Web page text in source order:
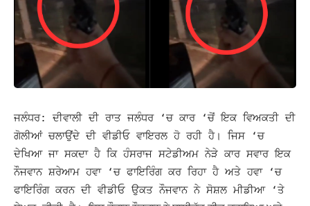
ਜਲੰਧਰ: ਦੀਵਾਲੀ ਦੀ ਰਾਤ ਜਲੰਧਰ ‘ਚ ਕਾਰ ‘ਚੋਂ ਇਕ ਵਿਅਕਤੀ ਦੀ
ਗੋਲੀਆਂ ਚਲਾਉਂਦੇ ਦੀ ਵੀਡੀਓ ਵਾਇਰਲ ਹੋ ਰਹੀ ਹੈ। ਜਿਸ ‘ਚ
ਦੇਖਿਆ ਜਾ ਸਕਦਾ ਹੈ ਕਿ ਹੰਸਰਾਜ ਸਟੇਡੀਅਮ ਨੇੜੇ ਕਾਰ ਸਵਾਰ ਇਕ
ਨੌਜਵਾਨ ਸ਼ਰੇਆਮ ਹਵਾ ‘ਚ ਫਾਇਰਿੰਗ ਕਰ ਰਿਹਾ ਹੈ ਅਤੇ ਹਵਾ ‘ਚ
ਫਾਇਰਿੰਗ ਕਰਨ ਦੀ ਵੀਡੀਓ ਉਕਤ ਨੌਜਵਾਨ ਨੇ ਸੋਸ਼ਲ ਮੀਡੀਆ ‘ਤੇ